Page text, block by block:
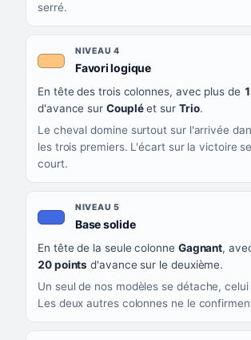
serré.
NIVEAU 4
Favori logique, couleur orange
En tête des trois colonnes, avec plus de
d'avance sur Coupléet sur Trio.
Le cheval domine surtout sur l'arrivée
les trois premiers. L'écart sur la victoire
court.
NIVEAU 5
Base solide, couleur bleu roi
En tête de la seule colonne Gagnant,
20 points d'avance sur le deuxième.
Un seul de nos modèles se détache,
Les deux autres colonnes ne le